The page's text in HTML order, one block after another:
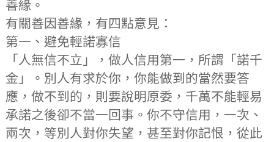
善緣。
有關善因善緣，有四點意見：
第一、避免輕諾寡信
「人無信不立」，做人信用第一，所謂「諾千
金」。別人有求於你，你能做到的當然要答
應，做不到的，則要說明原委，千萬不能輕易
承諾之後卻不當一回事。你不守信用，一次、
兩次，等別人對你失望，甚至對你記恨，從此